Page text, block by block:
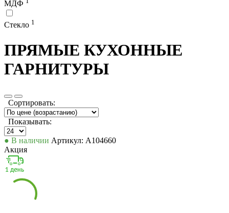
МДФ
Стекло 1
ПРЯМЫЕ КУХОННЫЕ
ГАРНИТУРЫ
Сортировать:
Показывать:
● В наличии Артикул: А104660
Акция